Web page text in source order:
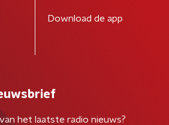
Download de app
het laatste radio nieuws?